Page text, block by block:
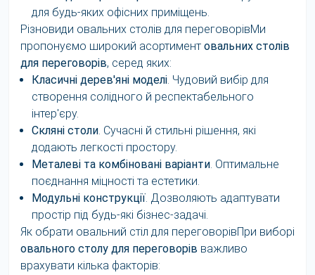
для будь-яких офісних приміщень.
Різновиди овальних столів для переговорівМи
пропонуємо широкий асортимент овальних столів
для переговорів, серед яких:
Класичні дерев'яні моделі. Чудовий вибір для
створення солідного й респектабельного
інтер'єру.
Скляні столи. Сучасні й стильні рішення, які
додають легкості простору.
Металеві та комбіновані варіанти. Оптимальне
поєднання міцності та естетики.
Модульні конструкції. Дозволяють адаптувати
простір під будь-які бізнес-задачі.
Як обрати овальний стіл для переговорівПри виборі
овального столу для переговорів важливо
врахувати кілька факторів: